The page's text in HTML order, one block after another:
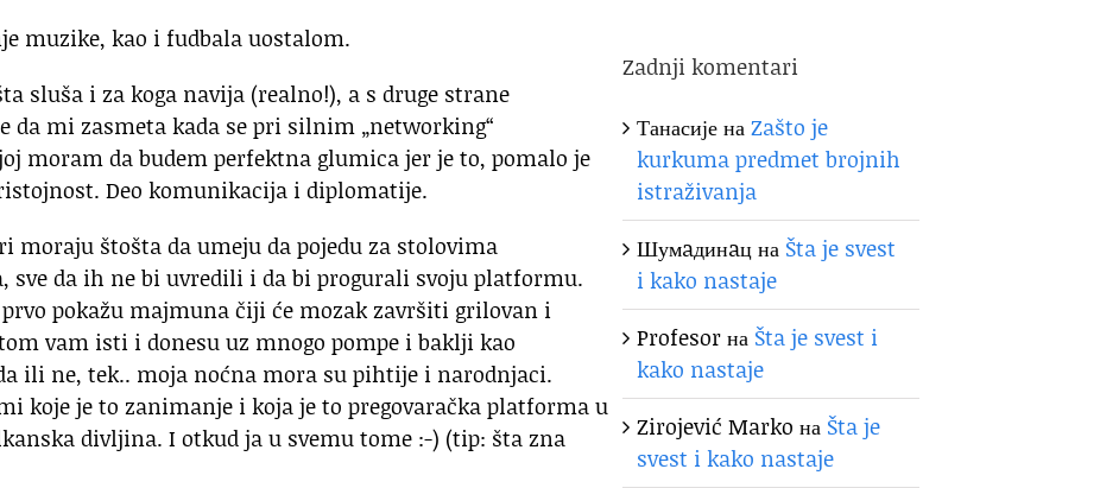
muzike, kao i fudbala uostalom.
sluša i za koga navija (realno!), a s druge strane
da mi zasmeta kada se pri silnim „networking“
moram da budem perfektna glumica jer je to, pomalo je
Deo komunikacija i diplomatije.
moraju štošta da umeju da pojedu za stolovima
sve da ih ne bi uvredili i da bi progurali svoju platformu.
pokažu majmuna čiji će mozak završiti grilovan i
vam isti i donesu uz mnogo pompe i baklji kao
ili ne, tek.. moja noćna mora su pihtije i narodnjaci.
koje je to zanimanje i koja je to pregovaračka platforma u
divljina. I otkud ja u svemu tome :-) (tip: šta zna
Zadnji komentari
ТанасијенаZašto je
kurkuma predmet brojnih
istraživanja
Шумaдинaцна Šta je svest
i kako nastaje
Profesorна Šta je svest i
kako nastaje
Zirojević Marko на Šta je
svest i kako nastaje